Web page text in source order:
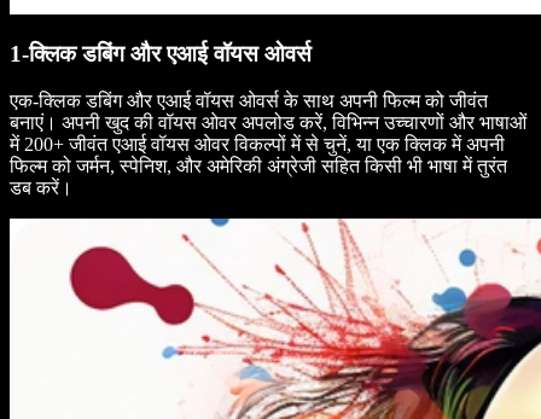
1-क्लिक डबिंग और एआई वॉयस ओवर्स
एक-क्लिक डबिंग और एआई वॉयस ओवर्स के साथ अपनी फिल्म को जीवंत
बनाएं। अपनी खुद की वॉयस ओवर अपलोड करें, विभिन्न उच्चारणों और भाषाओं
में 200+ जीवंत एआई वॉयस ओवर विकल्पों में से चुनें, या एक क्लिक में अपनी
फिल्म को जर्मन, स्पेनिश, और अमेरिकी अंग्रेजी सहित किसी भी भाषा में तुरंत
डब करें।